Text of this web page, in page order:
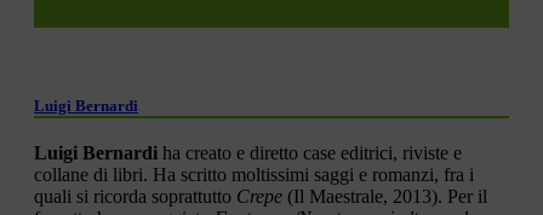
Luigi Bernardi
Luigi Bernardi ha creato e diretto case editrici, riviste e
collane di libri. Ha scritto moltissimi saggi e romanzi, fra i
quali si ricorda soprattutto Crepe (Il Maestrale, 2013). Per il